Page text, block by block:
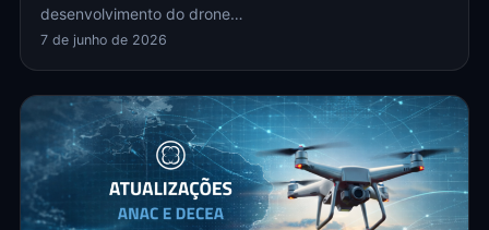
desenvolvimento do drone…
7 de junho de 2026